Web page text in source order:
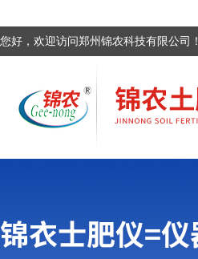
您好，欢迎访问郑州锦农科技有限公司！